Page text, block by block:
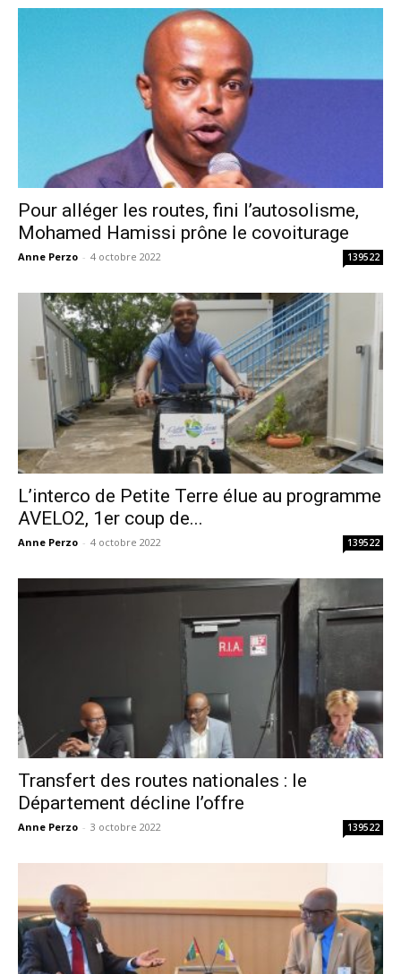
Pour alléger les routes, fini l’autosolisme,
Mohamed Hamissi prône le covoiturage
Anne Perzo - 4 octobre 2022 139522
L’interco de Petite Terre élue au programme
AVELO2, 1er coup de...
Anne Perzo - 4 octobre 2022 139522
Transfert des routes nationales : le
Département décline l’offre
Anne Perzo - 3 octobre 2022 139522